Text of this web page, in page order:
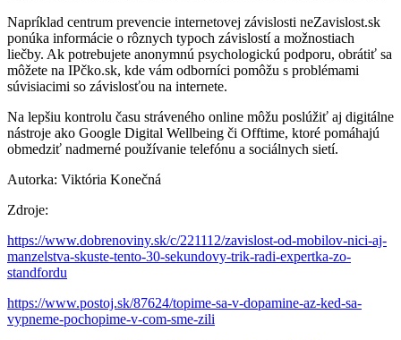
Napríklad centrum prevencie internetovej závislosti neZavislost.sk
ponúka informácie o rôznych typoch závislostí a možnostiach
liečby. Ak potrebujete anonymnú psychologickú podporu, obrátiť sa
môžete na IPčko.sk, kde vám odborníci pomôžu s problémami
súvisiacimi so závislosťou na internete.
Na lepšiu kontrolu času stráveného online môžu poslúžiť aj digitálne
nástroje ako Google Digital Wellbeing či Offtime, ktoré pomáhajú
obmedziť nadmerné používanie telefónu a sociálnych sietí.
Autorka: Viktória Konečná
Zdroje:
https://www.dobrenoviny.sk/c/221112/zavislost-od-mobilov-nici-aj-
manzelstva-skuste-tento-30-sekundovy-trik-radi-expertka-zo-
standfordu
https://www.postoj.sk/87624/topime-sa-v-dopamine-az-ked-sa-
vypneme-pochopime-v-com-sme-zili